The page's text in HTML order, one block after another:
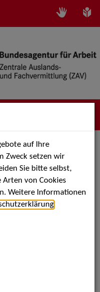
als PDF speichern
auf Ihre
Zweck setzen wir
Sie bitte selbst,
Arten von Cookies
Weitere Informationen